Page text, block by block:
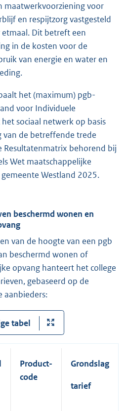
maatwerkvoorziening voor
en respijtzorg vastgesteld
Dit betreft een
in de kosten voor de
van energie en water en
het (maximum) pgb-
voor Individuele
sociaal netwerk op basis
van de betreffende trede
Resultatenmatrix behorend bij
Wet maatschappelijke
Westland 2025.
beschermd wonen en
van de hoogte van een pgb
beschermd wonen of
opvang hanteert het college
gebaseerd op de
aanbieders:
tabel
Product-
code
Grondslag
tarief